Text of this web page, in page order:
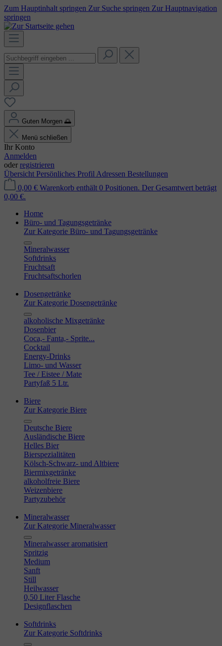
Zum Hauptinhalt springen Zur Suche springen Zur Hauptnavigation
springen
Guten Morgen 🌅
Menü schließen
Ihr Konto
Anmelden
oder registrieren
Übersicht Persönliches Profil Adressen Bestellungen
0,00 € Warenkorb enthält 0 Positionen. Der Gesamtwert beträgt
0,00 €.
Home
Büro- und Tagungsgetränke
Zur Kategorie Büro- und Tagungsgetränke
Mineralwasser
Softdrinks
Fruchtsaft
Fruchtsaftschorlen
Dosengetränke
Zur Kategorie Dosengetränke
alkoholische Mixgetränke
Dosenbier
Coca,- Fanta,- Sprite...
Cocktail
Energy-Drinks
Limo- und Wasser
Tee / Eistee / Mate
Partyfaß 5 Ltr.
Biere
Zur Kategorie Biere
Deutsche Biere
Ausländische Biere
Helles Bier
Bierspezialitäten
Kölsch-Schwarz- und Altbiere
Biermixgetränke
alkoholfreie Biere
Weizenbiere
Partyzubehör
Mineralwasser
Zur Kategorie Mineralwasser
Mineralwasser aromatisiert
Spritzig
Medium
Sanft
Still
Heilwasser
0,50 Liter Flasche
Designflaschen
Softdrinks
Zur Kategorie Softdrinks